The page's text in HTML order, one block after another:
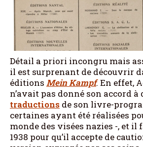
Détail a priori incongru mais
il est surprenant de découvrir
éditions Mein Kampf. En effet,
n’avait pas donné son accord à
traductions de son livre-
certaines ayant été réalisées
monde des visées nazies -, et il
1938 pour qu’il accepte de